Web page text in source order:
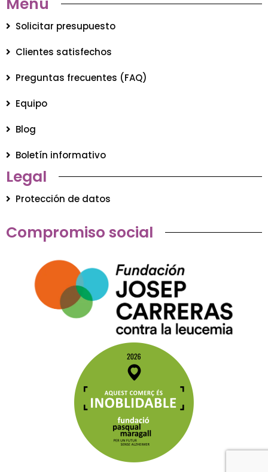
Solicitar presupuesto
Clientes satisfechos
Preguntas frecuentes (FAQ)
Equipo
Blog
Boletín informativo
Legal
Protección de datos
Compromiso social